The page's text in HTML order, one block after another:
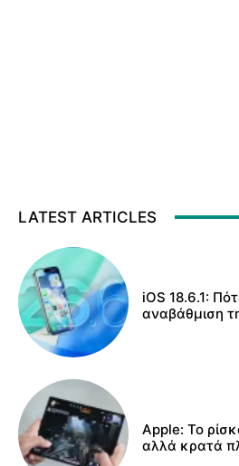
LATEST ARTICLES
iOS 18.6.1:
αναβάθμιση
Apple: Το
αλλά κρατά